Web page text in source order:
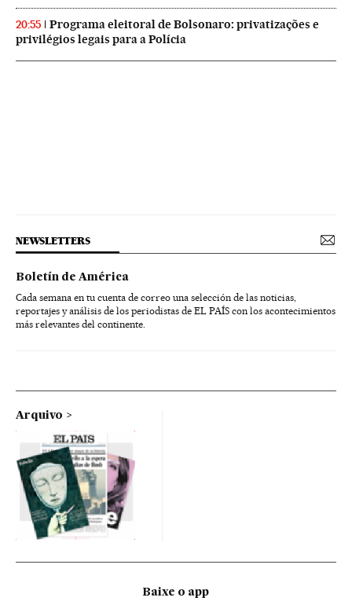
20:55
Programa eleitoral de Bolsonaro: privatizações e
privilégios legais para a Polícia
NEWSLETTERS
Boletín de América
Cada semana en tu cuenta de correo una selección de las noticias,
reportajes y análisis de los periodistas de EL PAÍS con los acontecimientos
más relevantes del continente.
Arquivo
Baixe o app